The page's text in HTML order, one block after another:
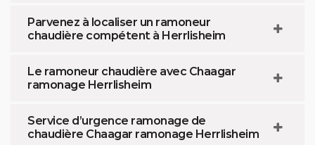
Parvenez à localiser un ramoneur
chaudière compétent à Herrlisheim
Le ramoneur chaudière avec Chaagar
ramonage Herrlisheim
Service d’urgence ramonage de
chaudière Chaagar ramonage Herrlisheim